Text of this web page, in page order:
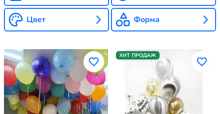
Цвет Форма
ХИТ ПРОДАЖ